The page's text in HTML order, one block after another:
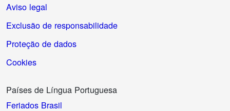
Aviso legal
Exclusão de responsabilidade
Proteção de dados
Cookies
Países de Língua Portuguesa
Feriados Brasil